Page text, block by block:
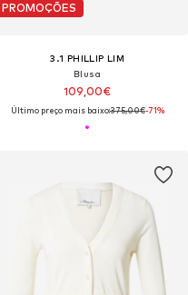
PROMOÇÕES
3.1 PHILLIP LIM
Blusa
109,00€
Último preço mais baixo:375,00€-71%